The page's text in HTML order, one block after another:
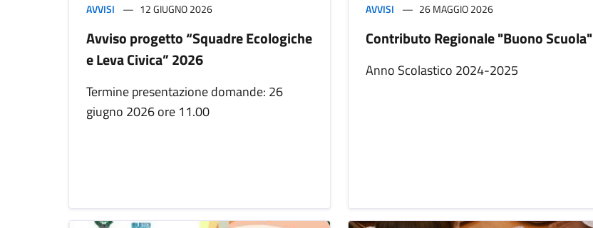
AVVISI 12 GIUGNO 2026
Avviso progetto “Squadre Ecologiche
e Leva Civica” 2026
Termine presentazione domande: 26
giugno 2026 ore 11.00
AVVISI 26 MAGGIO 2026
Contributo Regionale "Buono Scuola"
Anno Scolastico 2024-2025